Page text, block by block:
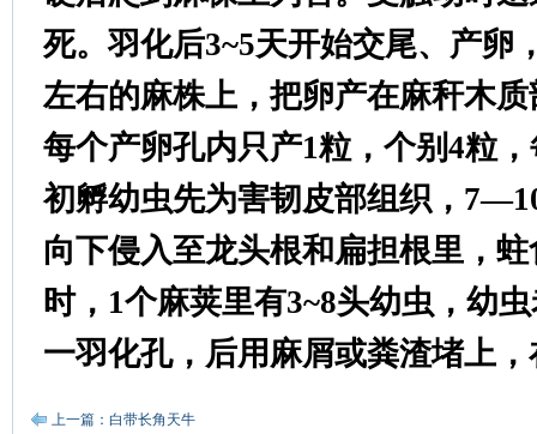
死。羽化后3~5天开始交尾、产卵
左右的麻株上，把卵产在麻秆木
每个产卵孔内只产1粒，个别4粒
初孵幼虫先为害韧皮部组织，
向下侵入至龙头根和扁担根里，
时，1个麻荚里有3~8头幼虫，幼
一羽化孔，后用麻屑或粪渣堵上
上一篇：白带长角天牛